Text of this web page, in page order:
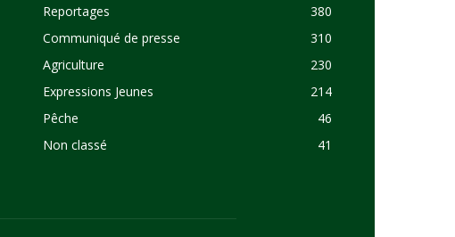
Reportages
380
Communiqué de presse
310
Agriculture
230
Expressions Jeunes
214
Pêche
46
Non classé
41